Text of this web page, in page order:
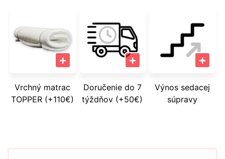
Vrchný matrac
TOPPER (+110€)
Doručenie do 7
týždňov (+50€)
Výnos sedacej
súpravy